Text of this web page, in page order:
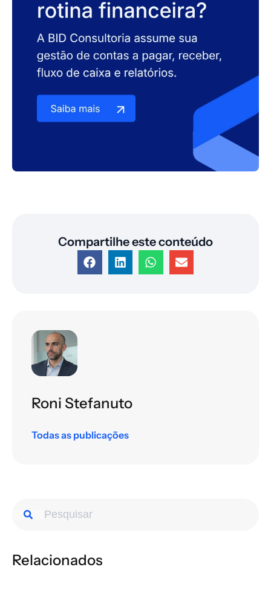
Compartilhe este conteúdo
Roni Stefanuto
Todas as publicações
Relacionados